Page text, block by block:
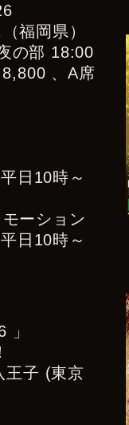
福岡県）
の部 18:00
、A席
日10時～
ーション
日10時～
」
王子 (東京